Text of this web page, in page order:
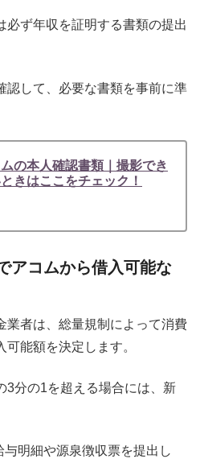
必ず年収を証明する書類の提出
認して、必要な書類を事前に準
の本人確認書類｜撮影でき
きはここをチェック！
アコムから借入可能な
業者は、総量規制によって消費
能額を決定します。
3分の1を超える場合には、新
明細や源泉徴収票を提出し